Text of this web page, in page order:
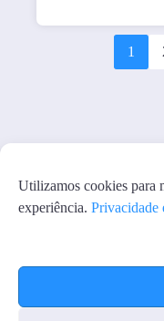
Utilizamos cookies para
experiência. Privacidade
1